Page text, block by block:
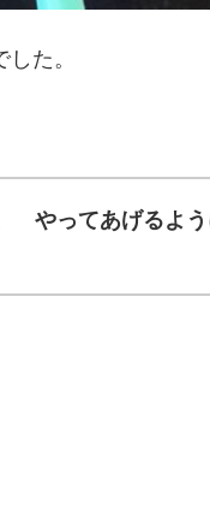
た。
やってあげるよう